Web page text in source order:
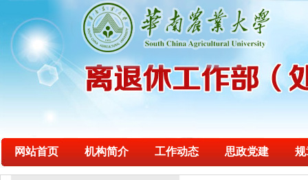
网站首页 机构简介 工作动态 思政党建 规